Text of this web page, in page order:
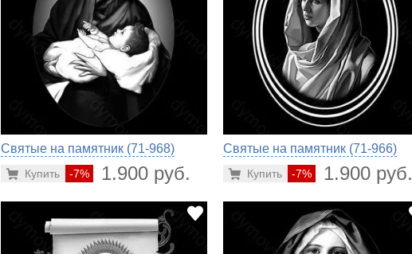
Святые на памятник (71-968)
-7% 1.900 руб.
Купить
Святые на памятник (71-966)
-7% 1.900 руб.
Купить